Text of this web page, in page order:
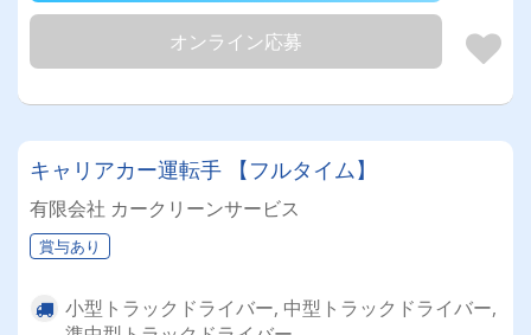
オンライン応募
キャリアカー運転手 【フルタイム】
有限会社 カークリーンサービス
賞与あり
小型トラックドライバー, 中型トラックドライバー,